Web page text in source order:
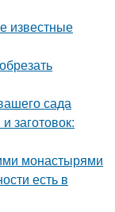
известные
сада
заготовок:
монастырями
есть в